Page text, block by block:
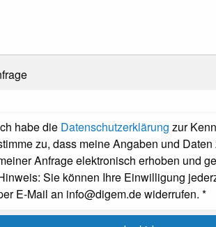
habe die Datenschutzerklärung zur
zu, dass meine Angaben und
Anfrage elektronisch erhoben und
Sie können Ihre Einwilligung
E-Mail an info@digem.de widerrufen. *